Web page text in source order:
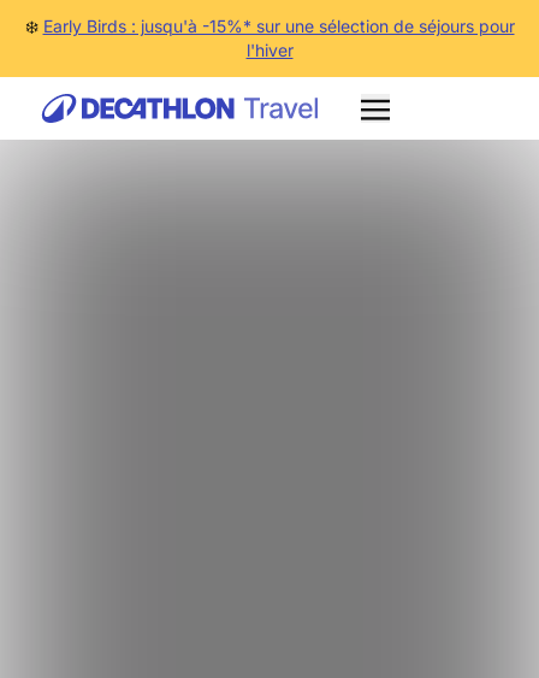
❄️ Early Birds : jusqu'à -15%* sur une sélection de séjours pour
l'hiver